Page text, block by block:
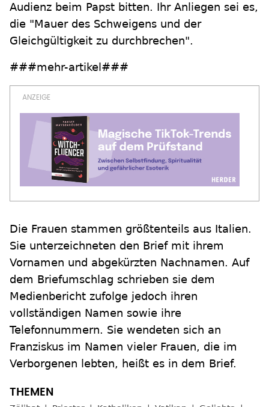
Audienz beim Papst bitten. Ihr Anliegen sei es,
die "Mauer des Schweigens und der
Gleichgültigkeit zu durchbrechen".
###mehr-artikel###
Die Frauen stammen größtenteils aus Italien.
Sie unterzeichneten den Brief mit ihrem
Vornamen und abgekürzten Nachnamen. Auf
dem Briefumschlag schrieben sie dem
Medienbericht zufolge jedoch ihren
vollständigen Namen sowie ihre
Telefonnummern. Sie wendeten sich an
Franziskus im Namen vieler Frauen, die im
Verborgenen lebten, heißt es in dem Brief.